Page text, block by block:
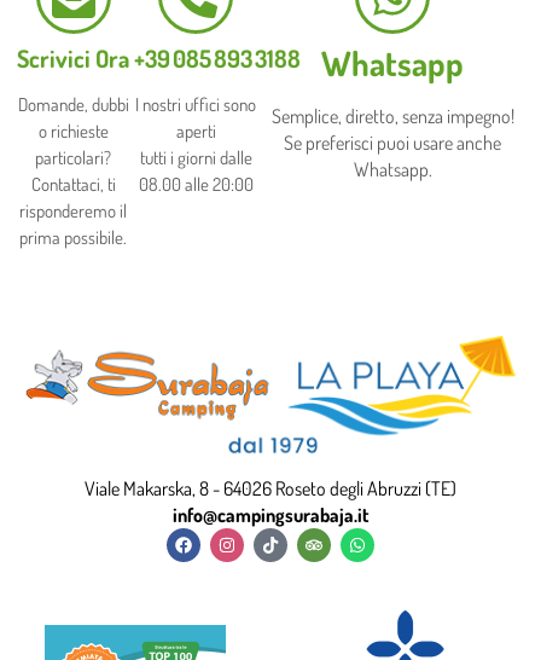
Scrivici Ora
Domande, dubbi
o richieste
particolari?
Contattaci, ti
risponderemo il
prima possibile.
+39 085 893 3188​
I nostri uffici sono
aperti
tutti i giorni dalle
08.00 alle 20:00
Whatsapp
Semplice, diretto, senza impegno!
Se preferisci puoi usare anche
Whatsapp.
Viale Makarska, 8 - 64026 Roseto degli Abruzzi (TE)
info@campingsurabaja.it